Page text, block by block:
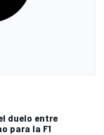
duelo entre
para la F1